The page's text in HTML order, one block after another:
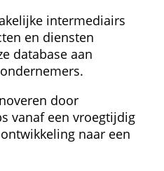
intermediairs
en diensten
database aan
door
vanaf een vroegtijdig
naar een